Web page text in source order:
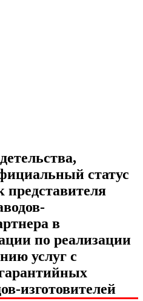
статус
в
по реализации
услуг с
изготовителей